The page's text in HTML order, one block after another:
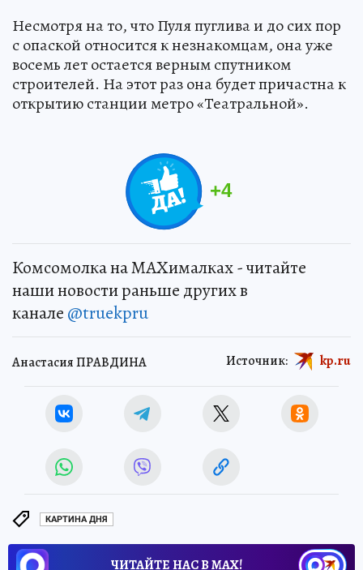
Несмотря на то, что Пуля пуглива и до сих пор
с опаской относится к незнакомцам, она уже
восемь лет остается верным спутником
строителей. На этот раз она будет причастна к
открытию станции метро «Театральной».
+4
Комсомолка на MAXималках - читайте
наши новости раньше других в
канале @truekpru
Анастасия ПРАВДИНА Источник: kp.ru
КАРТИНА ДНЯ
ЧИТАЙТЕ НАС В МАХ!